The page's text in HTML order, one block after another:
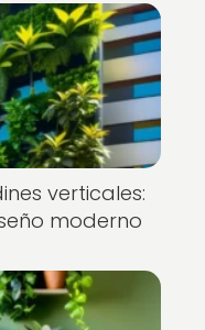
verticales:
moderno